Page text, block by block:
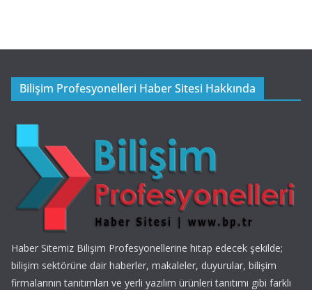
Bilişim Profesyonelleri Haber Sitesi Hakkında
Haber Sitemiz Bilişim Profesyonellerine hitap edecek şekilde;
bilişim sektörüne dair haberler, makaleler, duyurular, bilişim
firmalarının tanıtımları ve yerli yazılım ürünleri tanıtımı gibi farklı